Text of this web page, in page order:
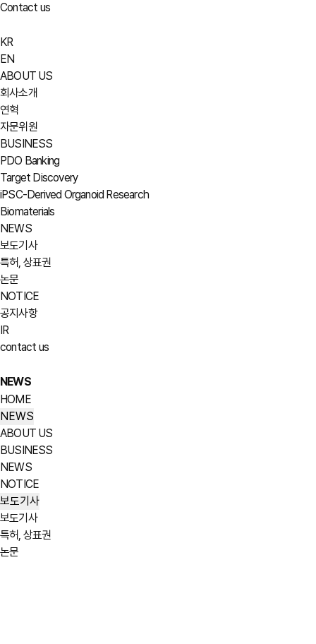
Contact us
KR
EN
ABOUT US
회사소개
연혁
자문위원
BUSINESS
PDO Banking
Target Discovery
iPSC-Derived Organoid Research
Biomaterials
NEWS
보도기사
특허, 상표권
논문
NOTICE
공지사항
IR
contact us
NEWS
HOME
NEWS
ABOUT US
BUSINESS
NEWS
NOTICE
보도기사
보도기사
특허, 상표권
논문